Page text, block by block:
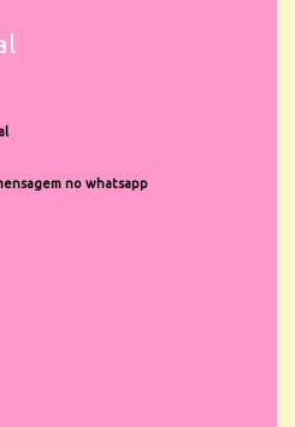
no whatsapp